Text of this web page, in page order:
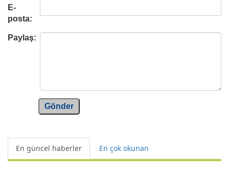
E-
posta:
Paylaş:
Gönder
En güncel haberler En çok okunan